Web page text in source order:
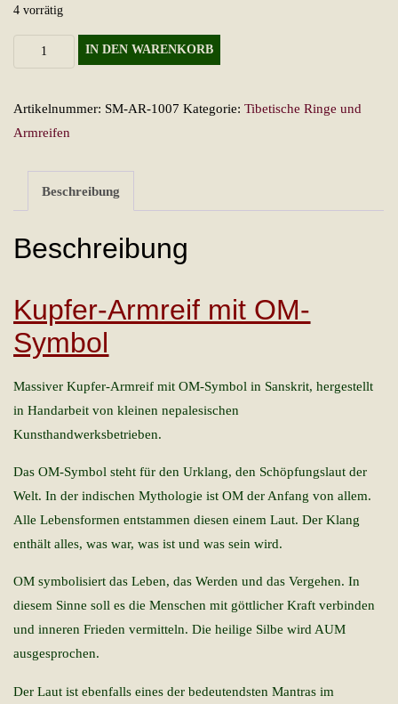
4 vorrätig
Kupfer-
OM-
Symbol
IN DEN WARENKORB
Artikelnummer: SM-AR-1007 Kategorie:Tibetische Ringe und
Armreifen
Beschreibung
Beschreibung
Kupfer-Armreif mit OM-
Symbol
Massiver Kupfer-Armreif mit OM-Symbol in Sanskrit, hergestellt
in Handarbeit von kleinen nepalesischen
Kunsthandwerksbetrieben.
Das OM-Symbol steht für den Urklang, den Schöpfungslaut der
Welt. In der indischen Mythologie ist OM der Anfang von allem.
Alle Lebensformen entstammen diesen einem Laut. Der Klang
enthält alles, was war, was ist und was sein wird.
OM symbolisiert das Leben, das Werden und das Vergehen. In
diesem Sinne soll es die Menschen mit göttlicher Kraft verbinden
und inneren Frieden vermitteln. Die heilige Silbe wird AUM
ausgesprochen.
Der Laut ist ebenfalls eines der bedeutendsten Mantras im